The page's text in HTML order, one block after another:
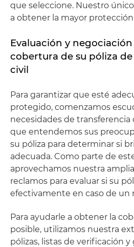
que seleccione. Nuestro
a obtener la mayor
Evaluación y
cobertura de su póliza
civil
Para garantizar que esté
protegido, comenzamos
necesidades de transferencia
que entendemos sus
su póliza para determinar si
adecuada. Como parte de
aprovechamos nuestra
reclamos para evaluar si su
efectivamente en caso de un
Para ayudarle a obtener la
posible, utilizamos nuestra
pólizas, listas de verificación y